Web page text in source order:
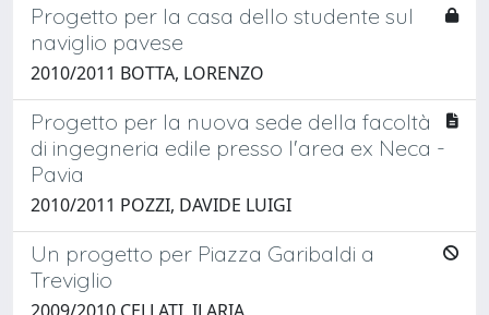
Progetto per la casa dello studente sul
naviglio pavese
2010/2011 BOTTA, LORENZO
Progetto per la nuova sede della facoltà
di ingegneria edile presso l'area ex Neca -
Pavia
2010/2011 POZZI, DAVIDE LUIGI
Un progetto per Piazza Garibaldi a
Treviglio
2009/2010 CELLATI, ILARIA